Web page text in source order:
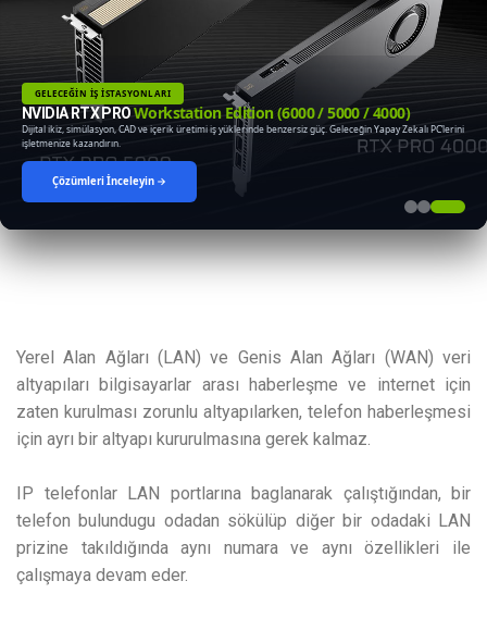
GELECEĞİN İŞ İSTASYONLARI
NVIDIA RTX PROWorkstation Edition (6000 / 5000 / 4000)
Dijital ikiz, simülasyon, CAD ve içerik üretimi iş yüklerinde benzersiz güç. Geleceğin Yapay Zekalı PC’lerini
işletmenize kazandırın.
Çözümleri İnceleyin →
Yerel Alan Ağları (LAN) ve Genis Alan Ağları (WAN) veri
altyapıları bilgisayarlar arası haberleşme ve internet için
zaten kurulması zorunlu altyapılarken, telefon haberleşmesi
için ayrı bir altyapı kururulmasına gerek kalmaz.
IP telefonlar LAN portlarına baglanarak çalıştığından, bir
telefon bulundugu odadan sökülüp diğer bir odadaki LAN
prizine takıldığında aynı numara ve aynı özellikleri ile
çalışmaya devam eder.